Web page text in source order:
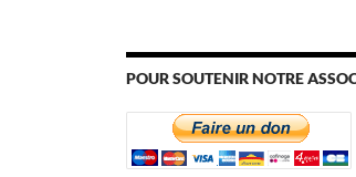
POUR SOUTENIR NOTRE